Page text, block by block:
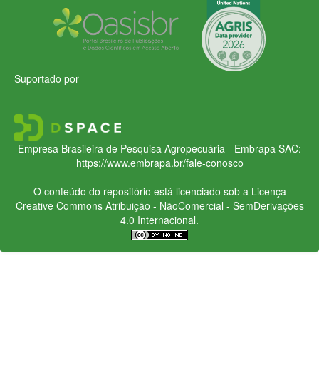
Suportado por
Empresa Brasileira de Pesquisa Agropecuária - Embrapa SAC:
https://www.embrapa.br/fale-conosco
O conteúdo do repositório está licenciado sob a Licença
Creative CommonsAtribuição - NãoComercial - SemDerivações
4.0 Internacional.